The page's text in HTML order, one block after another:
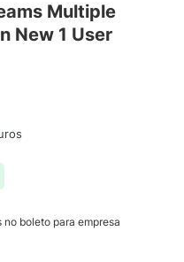
Multiple
New 1 User
boleto para empresa